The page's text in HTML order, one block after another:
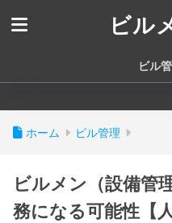
ビル
ビル
ホーム ビル管理
ビルメン（設備管
務になる可能性【